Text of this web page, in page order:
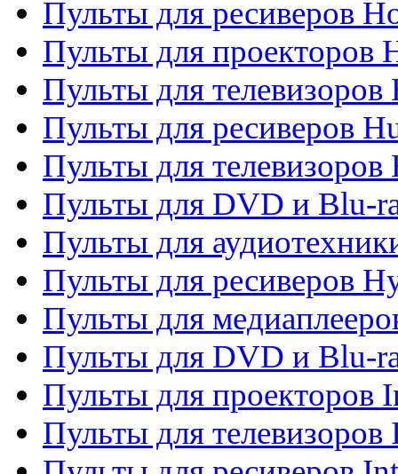
Пульты для ресиверов
Пульты для проекторов
Пульты для телевизоров
Пульты для ресиверов
Пульты для
Пульты для DVD и Blu-
Пульты для
Пульты для ресиверов
Пульты для
Пульты для DVD и Blu-
Пульты для проекторов
Пульты для